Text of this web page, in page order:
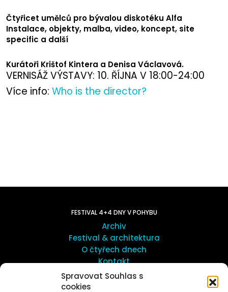
Spravovat Souhlas s
cookies
Čtyřicet umělců pro bývalou diskotéku Alfa
Instalace, objekty, malba, video, koncept, site
specific a další
Kurátoři Krištof Kintera a Denisa Václavová.
VERNISÁŽ VÝSTAVY: 10. ŘÍJNA V 18:00-24:00
Více info: Who is the director?
FESTIVAL 4+4 DNY V POHYBU
Archiv
Festival & architektura
O čtyřech dnech
Kontakt